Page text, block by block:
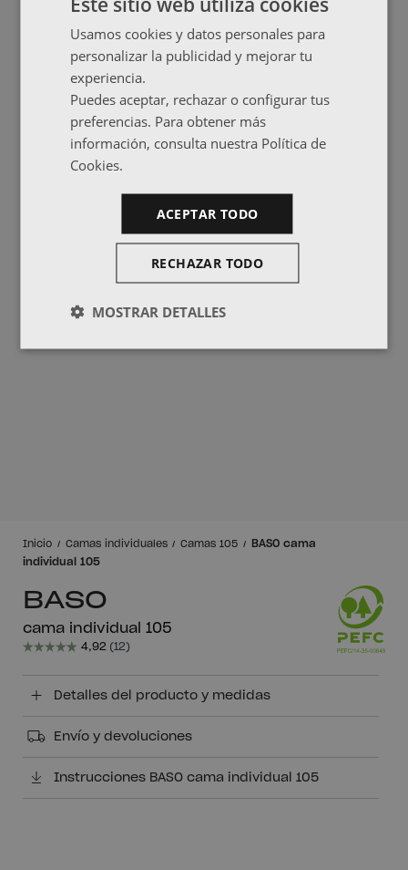
Inicio Camas individuales Camas 105
BASO cama
individual 105
BASO
cama individual 105
Detalles del producto y medidas
Envío y devoluciones
Instrucciones BASO cama individual 105
Usamos cookies y datos personales para
personalizar la publicidad y mejorar tu
experiencia.
Puedes aceptar, rechazar o configurar tus
preferencias. Para obtener más
información, consulta nuestra Política de
Cookies.
ACEPTAR TODO
RECHAZAR TODO
MOSTRAR DETALLES